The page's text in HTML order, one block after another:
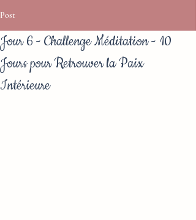
Post
Jour 6 - Challenge Méditation - 10
Jours pour Retrouver la Paix
Intérieure